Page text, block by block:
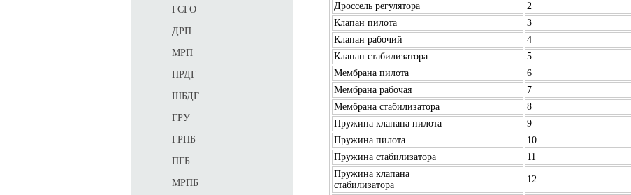
ГСГО
ДРП
МРП
ПРДГ
ШБДГ
ГРУ
ГРПБ
ПГБ
МРПБ
Дроссель регулятора
2
Клапан пилота
3
Клапан рабочий
4
Клапан стабилизатора
5
Мембрана пилота
6
Мембрана рабочая
7
Мембрана стабилизатора
8
Пружина клапана пилота
9
Пружина пилота
10
Пружина стабилизатора
11
Пружина клапана
стабилизатора
12